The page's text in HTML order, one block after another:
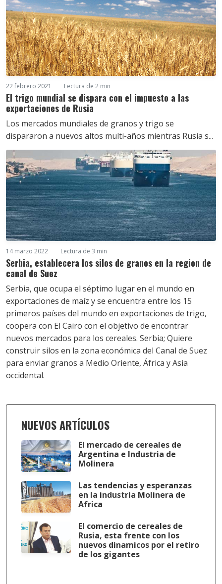
22 febrero 2021 Lectura de 2 min
El trigo mundial se dispara con el impuesto a las
exportaciones de Rusia
Los mercados mundiales de granos y trigo se
dispararon a nuevos altos multi-años mientras Rusia s...
14 marzo 2022 Lectura de 3 min
Serbia, establecera los silos de granos en la region de
canal de Suez
Serbia, que ocupa el séptimo lugar en el mundo en
exportaciones de maíz y se encuentra entre los 15
primeros países del mundo en exportaciones de trigo,
coopera con El Cairo con el objetivo de encontrar
nuevos mercados para los cereales. Serbia; Quiere
construir silos en la zona económica del Canal de Suez
para enviar granos a Medio Oriente, África y Asia
occidental.
NUEVOS ARTÍCULOS
El mercado de cereales de
Argentina e Industria de
Molinera
Las tendencias y esperanzas
en la industria Molinera de
Africa
El comercio de cereales de
Rusia, esta frente con los
nuevos dinamicos por el retiro
de los gigantes